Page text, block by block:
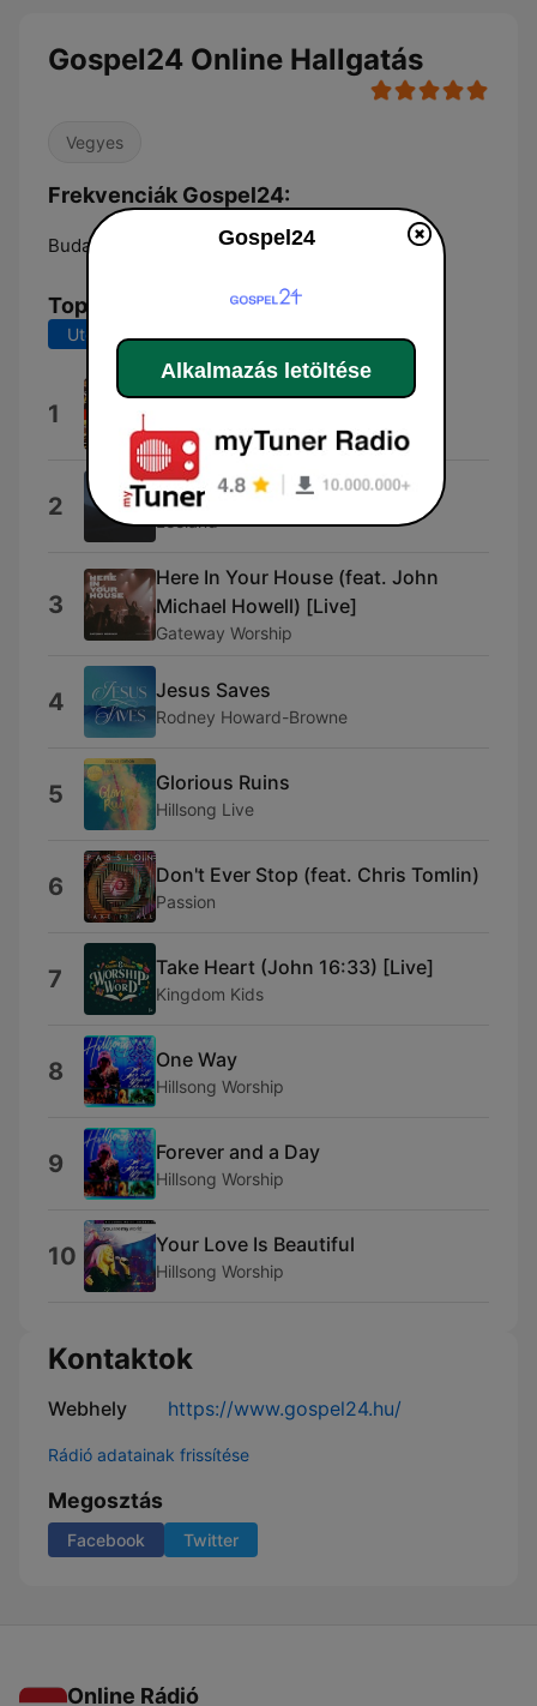
Gospel24 Online Hallgatás
Vegyes
Frekvenciák Gospel24:
Budapest:
Top dalok
Utolsó 7 nap Utolsó 30 nap
1 All Things Are Possible
Hillsong Worship
2 We Are Returning (Live)
Leeland
3
Here In Your House (feat. John
Michael Howell) [Live]
Gateway Worship
4 Jesus Saves
Rodney Howard-Browne
5 Glorious Ruins
Hillsong Live
6 Don't Ever Stop (feat. Chris Tomlin)
Passion
7 Take Heart (John 16:33) [Live]
Kingdom Kids
8 One Way
Hillsong Worship
9 Forever and a Day
Hillsong Worship
10 Your Love Is Beautiful
Hillsong Worship
Kontaktok
Webhely https://www.gospel24.hu/
Rádió adatainak frissítése
Megosztás
Facebook Twitter
Online Rádió
Gospel24
Alkalmazás letöltése